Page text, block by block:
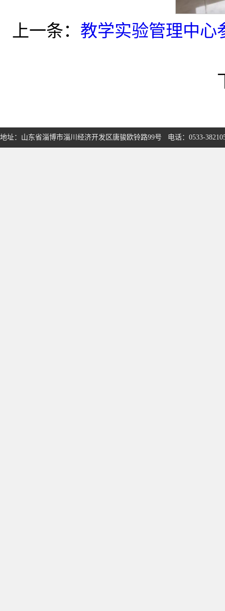
上一条： 教学实验管理中心
地址：山东省淄博市淄川经济开发区唐骏欧铃路99号 电话：0533-